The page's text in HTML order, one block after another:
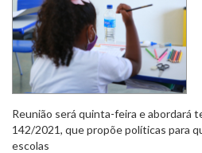
Reunião será quinta-feira e abordará
142/2021, que propõe políticas para
escolas